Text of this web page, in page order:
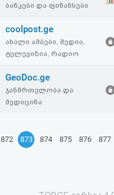
ბანკები და ფინანსები
coolpost.ge
ახალი ამბები, მედია,
ტელევიზია, რადიო
GeoDoc.ge
ჯანმრთელობა და
მედიცინა
872 873 874 875 876 877